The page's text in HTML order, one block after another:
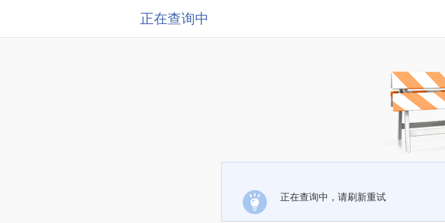
正在查询中
正在查询中，请刷新重试